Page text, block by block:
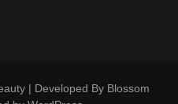
| Developed By Blossom